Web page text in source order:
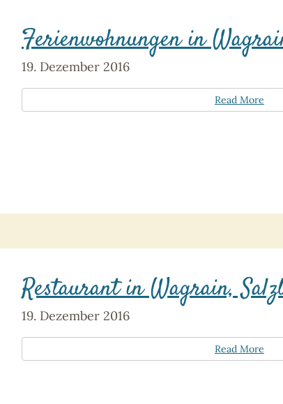
Ferienwohnungen in
19. Dezember 2016
Read More
Restaurant in Wagrain,
19. Dezember 2016
Read More